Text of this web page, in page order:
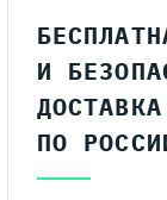
И
ДОСТАВКА
ПО